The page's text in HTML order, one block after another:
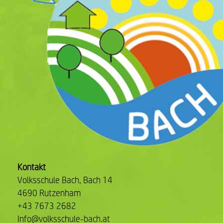
Kontakt
Volksschule Bach, Bach 14
4690 Rutzenham
+43 7673 2682
Info@volksschule-bach.at